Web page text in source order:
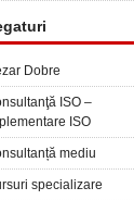
Dobre
ISO –
ISO
mediu
specializare